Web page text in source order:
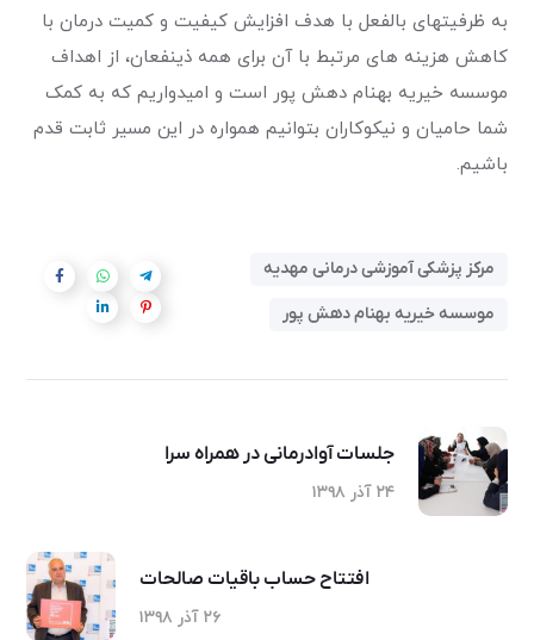
به ظرفیتهای بالفعل با هدف افزایش کیفیت و کمیت درمان با
کاهش هزینه های مرتبط با آن برای همه ذینفعان، از اهداف
موسسه خیریه بهنام دهش پور است و امیدواریم که به کمک
شما حامیان و نیکوکاران بتوانیم همواره در این مسیر ثابت قدم
باشیم.
مرکز پزشکی آموزشی درمانی مهدیه
موسسه خیریه بهنام دهش پور
جلسات آوادرمانی در همراه سرا
۲۴ آذر ۱۳۹۸
افتتاح حساب باقیات صالحات
۲۶ آذر ۱۳۹۸